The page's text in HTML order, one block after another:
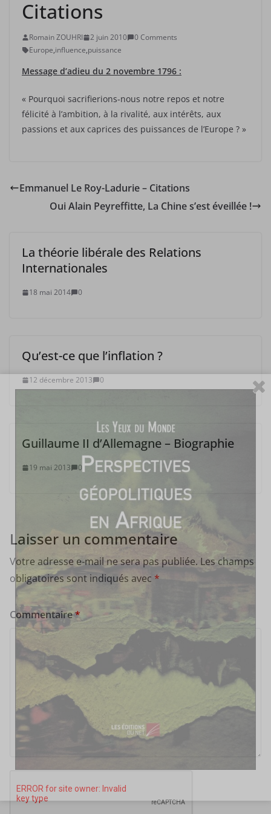
Citations
Romain ZOUHRI 2 juin 2010
0 Comments
Europe,influence,puissance
Message d’adieu du 2 novembre 1796 :
« Pourquoi sacrifierions-nous notre repos et notre
félicité à l’ambition, à la rivalité, aux intérêts, aux
passions et aux caprices des puissances de l’Europe ? »
Emmanuel Le Roy-Ladurie – Citations
Oui Alain Peyreffitte, La Chine s’est éveillée !
La théorie libérale des Relations
Internationales
18 mai 2014 0
Qu’est-ce que l’inflation ?
12 décembre 2013 0
Guillaume II d’Allemagne – Biographie
19 mai 2013 0
Laisser un commentaire
Votre adresse e-mail ne sera pas publiée. Les champs
obligatoires sont indiqués avec *
Commentaire*